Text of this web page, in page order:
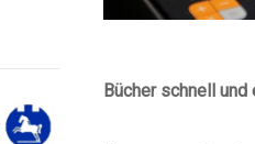
Bücher schnell